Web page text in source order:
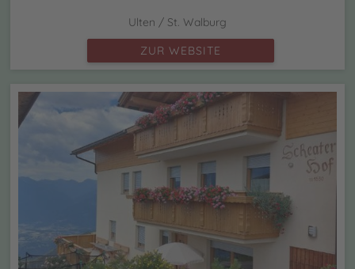
Ulten / St. Walburg
ZUR WEBSITE